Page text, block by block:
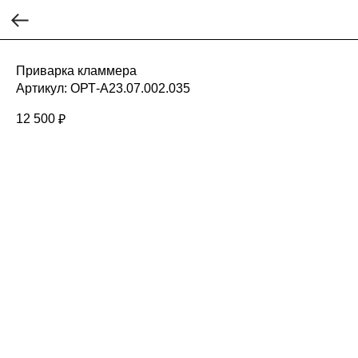
Приварка кламмера
Артикул: ОРТ-А23.07.002.035
12 500 ₽